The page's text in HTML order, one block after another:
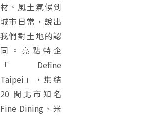
材、風土氣候到
城市日常，說出
我們對土地的認
同。亮點特企
「Define
Taipei」，集結
20 間北市知名
Fine Dining、米